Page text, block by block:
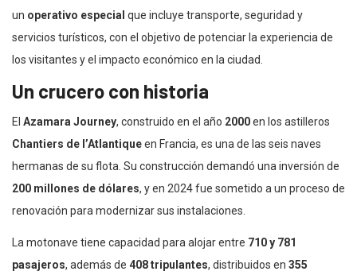
un operativo especial que incluye transporte, seguridad y
servicios turísticos, con el objetivo de potenciar la experiencia de
los visitantes y el impacto económico en la ciudad.
Un crucero con historia
El Azamara Journey, construido en el año 2000en los astilleros
Chantiers de l’Atlantiqueen Francia, es una de las seis naves
hermanas de su flota. Su construcción demandó una inversión de
200 millones de dólares, y en 2024 fue sometido a un proceso de
renovación para modernizar sus instalaciones.
La motonave tiene capacidad para alojar entre 710 y 781
pasajeros, además de 408 tripulantes, distribuidos en 355